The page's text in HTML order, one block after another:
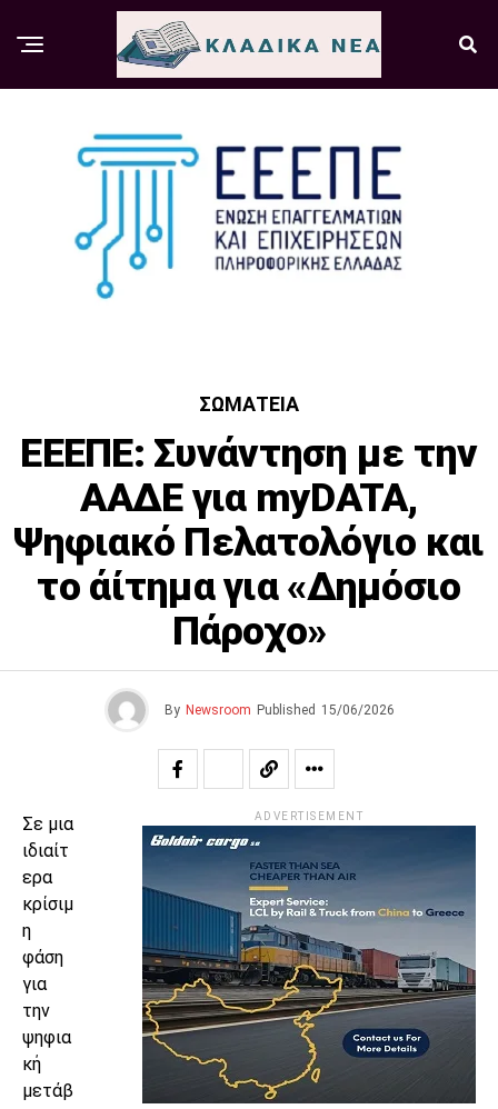
ΣΩΜΑΤΕΊΑ
ΕΕΕΠΕ: Συνάντηση με την
ΑΑΔΕ για myDATA,
Ψηφιακό Πελατολόγιο και
το άίτημα για «Δημόσιο
Πάροχο»
By Newsroom Published 15/06/2026
Σε μια
ιδιαίτ
ερα
κρίσιμ
η
φάση
για
την
ψηφια
κή
μετάβ
ADVERTISEMENT